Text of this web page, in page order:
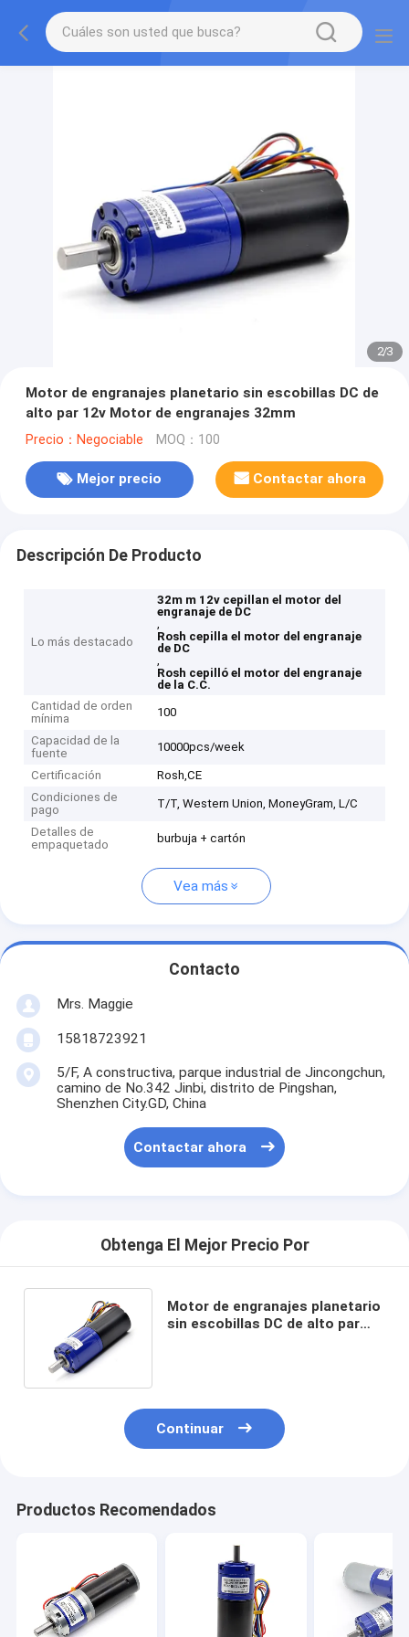
2/3
Motor de engranajes planetario sin escobillas DC de
alto par 12v Motor de engranajes 32mm
Precio：Negociable MOQ：100
Mejor precio Contactar ahora
Descripción De Producto
Lo más destacado
32m m 12v cepillan el motor del
engranaje de DC
,
Rosh cepilla el motor del engranaje
de DC
,
Rosh cepilló el motor del engranaje
de la C.C.
Cantidad de orden
mínima
100
Capacidad de la
fuente
10000pcs/week
Certificación
Rosh,CE
Condiciones de
pago
T/T, Western Union, MoneyGram, L/C
Detalles de
empaquetado
burbuja + cartón
Vea más
Contacto
Mrs. Maggie
15818723921
5/F, A constructiva, parque industrial de Jincongchun,
camino de No.342 Jinbi, distrito de Pingshan,
Shenzhen City.GD, China
Contactar ahora
Obtenga El Mejor Precio Por
Motor de engranajes planetario
sin escobillas DC de alto par
Continuar
Productos Recomendados